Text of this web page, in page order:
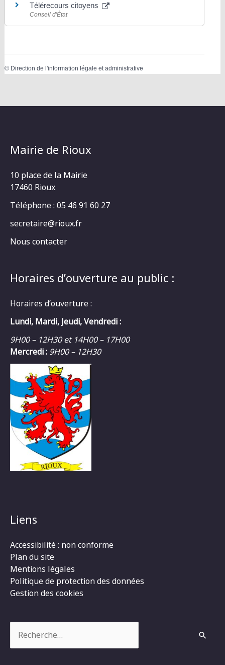
Télérecours citoyens
Conseil d'État
© Direction de l'information légale et administrative
Mairie de Rioux
10 place de la Mairie
17460 Rioux
Téléphone : 05 46 91 60 27
secretaire@rioux.fr
Nous contacter
Horaires d’ouverture au public :
Horaires d’ouverture :
Lundi, Mardi, Jeudi, Vendredi :
9H00 – 12H30 et 14H00 – 17H00
Mercredi : 9H00 – 12H30
Liens
Accessibilité : non conforme
Plan du site
Mentions légales
Politique de protection des données
Gestion des cookies